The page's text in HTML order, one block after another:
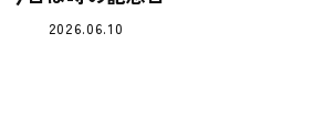
2026.06.10